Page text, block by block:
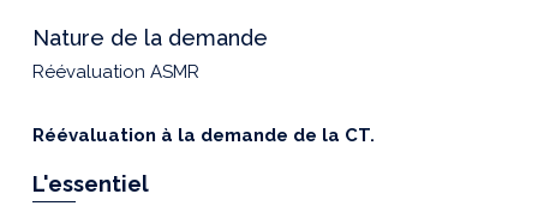
Nature de la demande
Réévaluation ASMR
Réévaluation à la demande de la CT.
L'essentiel